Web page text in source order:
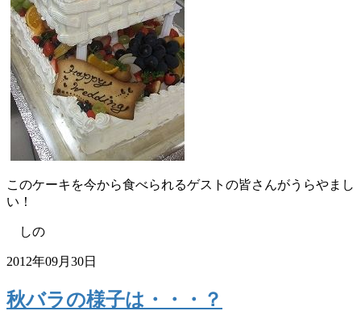
このケーキを今から食べられるゲストの皆さんがうらやまし
い！
しの
2012年09月30日
秋バラの様子は・・・？